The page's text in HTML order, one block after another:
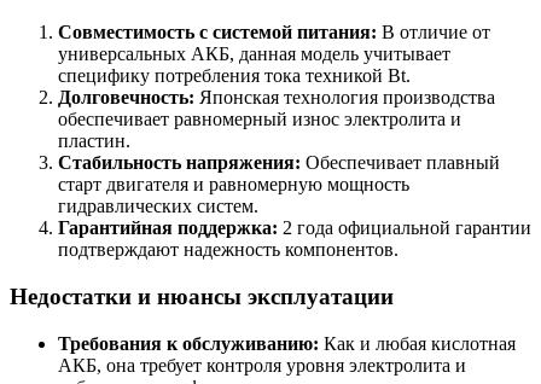
Совместимость с системой питания: В отличие от
универсальных АКБ, данная модель учитывает
специфику потребления тока техникой Bt.
Долговечность: Японская технология производства
обеспечивает равномерный износ электролита и
пластин.
Стабильность напряжения: Обеспечивает плавный
старт двигателя и равномерную мощность
гидравлических систем.
Гарантийная поддержка: 2 года официальной гарантии
подтверждают надежность компонентов.
Недостатки и нюансы эксплуатации
Требования к обслуживанию: Как и любая кислотная
АКБ, она требует контроля уровня электролита и